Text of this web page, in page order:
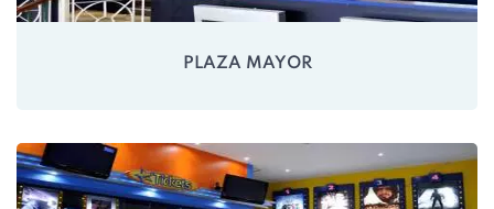
PLAZA MAYOR